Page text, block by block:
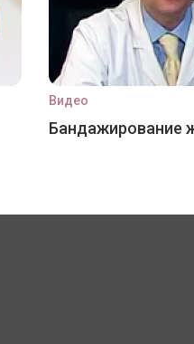
Видео
Бандажирование